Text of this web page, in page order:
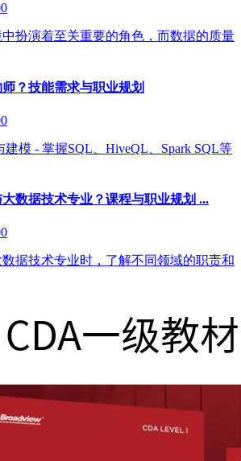
扮演着至关重要的角色，而数据的质量
？技能需求与职业规划
模 - 掌握SQL、HiveQL、Spark SQL等
数据技术专业？课程与职业规划 ...
据技术专业时，了解不同领域的职责和